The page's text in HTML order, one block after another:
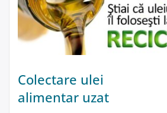
Colectare ulei
alimentar uzat